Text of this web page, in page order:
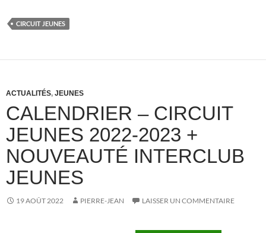
CIRCUIT JEUNES
ACTUALITÉS, JEUNES
CALENDRIER – CIRCUIT
JEUNES 2022-2023 +
NOUVEAUTÉ INTERCLUB
JEUNES
19 AOÛT 2022 PIERRE-JEAN LAISSER UN COMMENTAIRE